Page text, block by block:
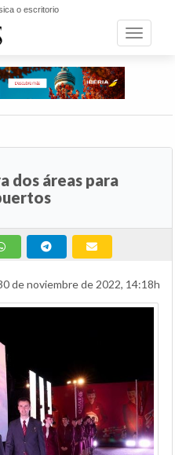
o escritorio
Toggle
dos áreas para
de noviembre de 2022, 14:18h